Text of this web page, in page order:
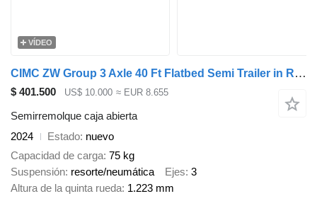
VÍDEO
CIMC ZW Group 3 Axle 40 Ft Flatbed Semi Trailer in Rwanda
$ 401.500 US$ 10.000 ≈ EUR 8.655
Semirremolque caja abierta
2024
Estado nuevo
Capacidad de carga 75 kg
Suspensión resorte/neumática Ejes 3
Altura de la quinta rueda 1.223 mm